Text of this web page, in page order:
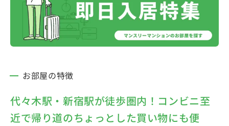
お部屋の特徴
代々木駅・新宿駅が徒歩圏内！コンビニ至
近で帰り道のちょっとした買い物にも便